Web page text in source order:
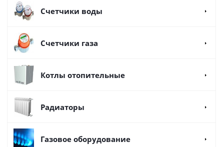
Счетчики воды
Счетчики газа
Котлы отопительные
Радиаторы
Газовое оборудование